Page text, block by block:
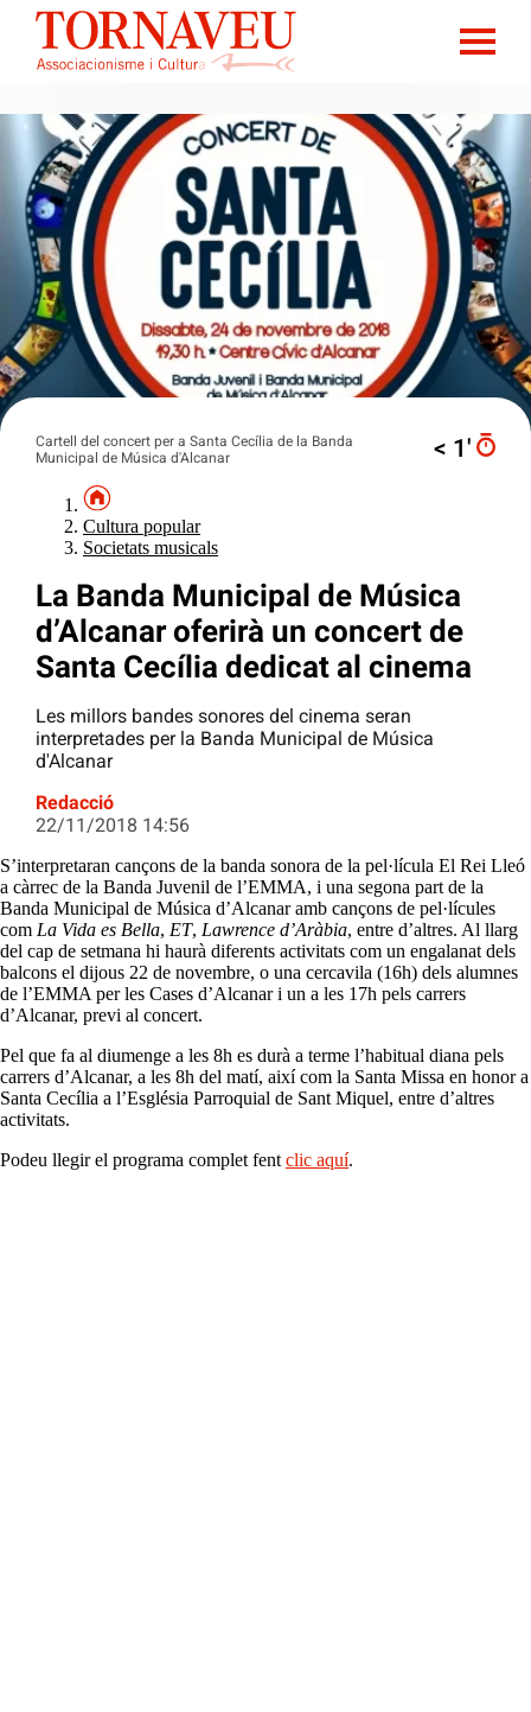
Cartell del concert per a Santa Cecília de la Banda
Municipal de Música d'Alcanar
< 1′
Cultura popular
Societats musicals
La Banda Municipal de Música
d’Alcanar oferirà un concert de
Santa Cecília dedicat al cinema
Les millors bandes sonores del cinema seran
interpretades per la Banda Municipal de Música
d'Alcanar
Redacció
22/11/2018 14:56
S’interpretaran cançons de la banda sonora de la pel·lícula El Rei Lleó
a càrrec de la Banda Juvenil de l’EMMA, i una segona part de la
Banda Municipal de Música d’Alcanar amb cançons de pel·lícules
com La Vida es Bella, ET, Lawrence d’Aràbia, entre d’altres. Al llarg
del cap de setmana hi haurà diferents activitats com un engalanat dels
balcons el dijous 22 de novembre, o una cercavila (16h) dels alumnes
de l’EMMA per les Cases d’Alcanar i un a les 17h pels carrers
d’Alcanar, previ al concert.
Pel que fa al diumenge a les 8h es durà a terme l’habitual diana pels
carrers d’Alcanar, a les 8h del matí, així com la Santa Missa en honor a
Santa Cecília a l’Església Parroquial de Sant Miquel, entre d’altres
activitats.
Podeu llegir el programa complet fentclic aquí.